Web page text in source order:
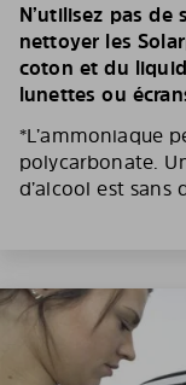
N’utilisez pas
nettoyer les
coton et du
lunettes ou
*L’ammoniaque
polycarbonate.
d’alcool est sans